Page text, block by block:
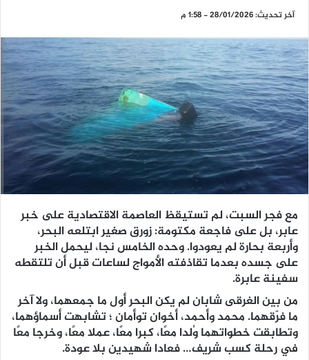
آخر تحديث: 28/01/2026 - 1:58 م
مع فجر السبت، لم تستيقظ العاصمة الاقتصادية على خبر
عابر، بل على فاجعة مكتومة: زورق صغير ابتلعه البحر،
وأربعة بحارة لم يعودوا. وحده الخامس نجا، ليحمل الخبر
على جسده بعدما تقاذفته الأمواج لساعات قبل أن تلتقطه
سفينة عابرة.
من بين الغرقى شابان لم يكن البحر أول ما جمعهما، ولا آخر
ما فرّقهما. محمد وأحمد، أخوان توأمان ؛ تشابهت أسماؤهما،
وتطابقت خطواتهما وُلدا معًا، كبرا معًا، عملا معًا، وخرجا معًا
في رحلة كسب شريف… فعادا شهيدين بلا عودة.